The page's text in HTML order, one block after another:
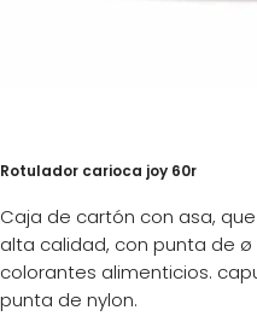
Rotulador carioca joy 60r
Caja de cartón con asa,
alta calidad, con punta de
colorantes alimenticios.
punta de nylon.